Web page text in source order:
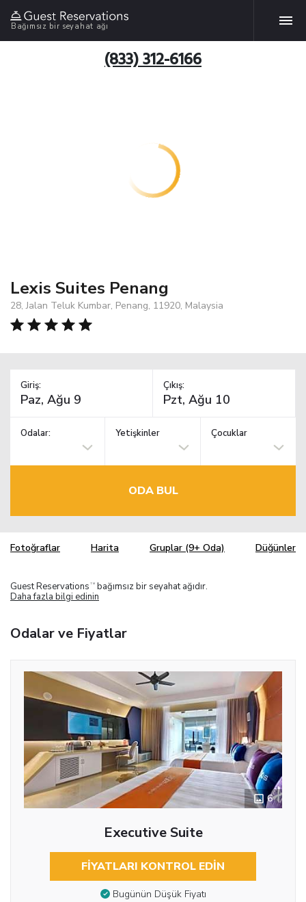
Bağımsız bir seyahat ağı
(833) 312-6166
Lexis Suites Penang
28, Jalan Teluk Kumbar, Penang, 11920, Malaysia
Giriş: Çıkış:
Odalar: Yetişkinler Çocuklar
ODA BUL
Fotoğraflar Harita Gruplar (9+ Oda) Düğünler
Guest Reservations TM bağımsız bir seyahat ağıdır.
Daha fazla bilgi edinin
Odalar ve Fiyatlar
6
Executive Suite
FIYATLARI KONTROL EDIN
Bugünün Düşük Fiyatı